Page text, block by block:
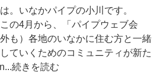
。いなかパイプの小川です。
の4月から、「パイプウェブ会
も）各地のいなかに住む方と一緒
ていくためのコミュニティが新た
...続きを読む